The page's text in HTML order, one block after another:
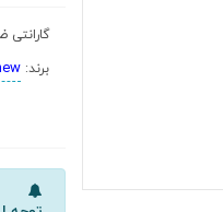
گارانتی
برند: